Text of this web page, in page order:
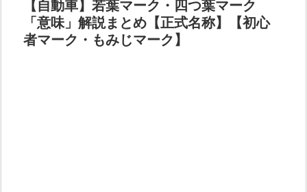
【自動車】若葉マーク・四つ葉マーク
「意味」解説まとめ【正式名称】【初心
者マーク・もみじマーク】